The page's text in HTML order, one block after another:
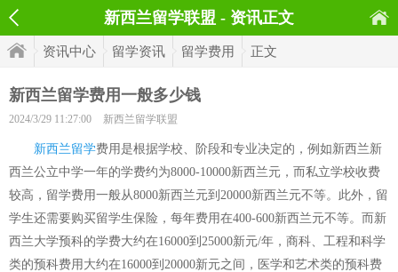
新西兰留学联盟 - 资讯正文
资讯中心 留学资讯 留学费用 正文
新西兰留学费用一般多少钱
2024/3/29 11:27:00 新西兰留学联盟
新西兰留学费用是根据学校、阶段和专业决定的，例如新西兰新
西兰公立中学一年的学费约为8000-10000新西兰元，而私立学校收费
较高，留学费用一般从8000新西兰元到20000新西兰元不等。此外，留
学生还需要购买留学生保险，每年费用在400-600新西兰元不等。而新
西兰大学预科的学费大约在16000到25000新元/年，商科、工程和科学
类的预科费用大约在16000到20000新元之间，医学和艺术类的预科费